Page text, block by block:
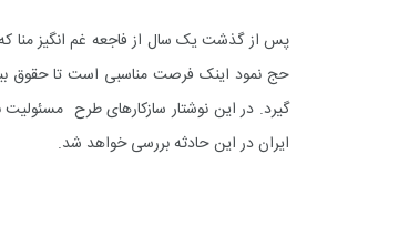
پس از گذشت یک سال از فاجعه غم انگیز منا
حج نمود اینک فرصت مناسبی است تا حقوق
گیرد. در این نوشتار سازکارهای طرح
ایران در این حادثه بررسی خواهد شد.